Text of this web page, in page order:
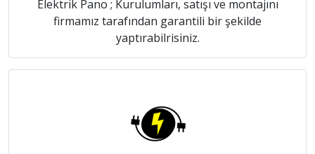
Elektrik Pano ; Kurulumları, satışı ve montajını
firmamız tarafından garantili bir şekilde
yaptırabilrisiniz.